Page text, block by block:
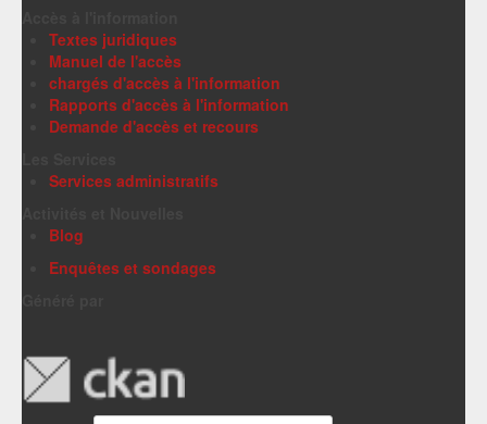
Textes juridiques
Manuel de l'accès
chargés d'accès à l'information
Rapports d'accès à l'information
Demande d'accès et recours
Services administratifs
Blog
Enquêtes et sondages